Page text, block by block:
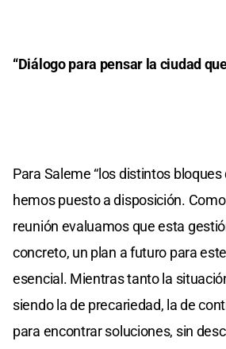
“Diálogo para pensar la ciudad
Para Saleme “los distintos
hemos puesto a disposición.
reunión evaluamos que esta
concreto, un plan a futuro para
esencial. Mientras tanto la
siendo la de precariedad, la de
para encontrar soluciones, sin